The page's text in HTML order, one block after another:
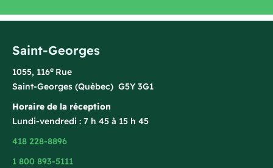
Saint-Georges
1055, 116e Rue
Saint-Georges (Québec) G5Y 3G1
Horaire de la réception
Lundi-vendredi : 7 h 45 à 15 h 45
418 228-8896
1 800 893-5111